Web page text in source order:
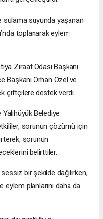
sulama suyunda yaşanan
toplanarak eylem
Ziraat Odası Başkanı
Başkanı Orhan Özel ve
çiftçilere destek verdi.
Yalıhüyük Belediye
sorunun çözümü için
sorunun
belirttiler.
bir şekilde dağılırken,
planlarını daha da